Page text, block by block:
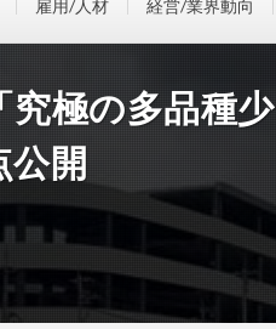
雇用/人材 経営/業界動向
究極の多品種少
公開